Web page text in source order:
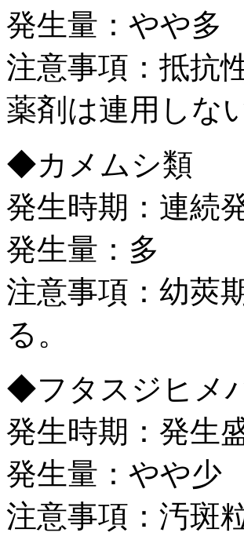
発生量：やや多
注意事項：抵抗
薬剤は連用しな
◆カメムシ類
発生時期：連続
発生量：多
注意事項：幼莢
る。
◆フタスジヒメ
発生時期：発生
発生量：やや少
注意事項：汚斑